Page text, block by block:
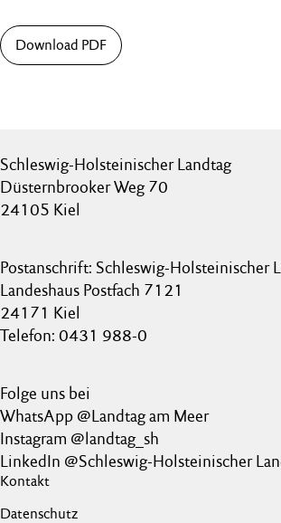
Download PDF
Schleswig-Holsteinischer Landtag
Düsternbrooker Weg 70
24105 Kiel
Postanschrift: Schleswig-Holsteinischer
Landeshaus Postfach 7121
24171 Kiel
Telefon: 0431 988-0
Folge uns bei
WhatsApp @Landtag am Meer
Instagram @landtag_sh
LinkedIn @Schleswig-Holsteinischer
Kontakt
Datenschutz